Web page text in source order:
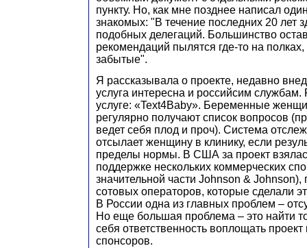
пункту. Но, как мне позднее написал
знакомых: "В течение последних 20 лет
подобных делегаций. Большинство
рекомендаций пылятся где-то на
забытые".
Я рассказывала о проекте, недавно
услуга интересна и российсим службам.
услуге: «Text4Baby». Беременные
регулярно получают список вопросов
ведет себя плод и проч). Система
отсылает женщину в клинику, если
пределы нормы. В США за проект
поддержке нескольких коммерческих
значительной части Johnson & Johnson),
сотовых операторов, которые сделали
В России одна из главных проблем –
Но еще большая проблема – это найти
себя ответственность воплощать проект
спонсоров.